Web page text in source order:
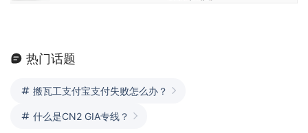
热门话题
搬瓦工支付宝支付失败怎么办？
什么是CN2 GIA专线？